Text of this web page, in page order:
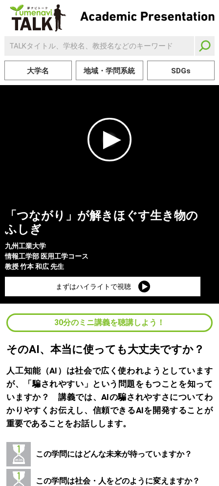
大学名 地域・学問系統 SDGs
「つながり」が解きほぐす生き物の
ふしぎ
九州工業大学
情報工学部 医用工学コース
教授竹本 和広先生
まずはハイライトで視聴
30分のミニ講義を聴講しよう！
そのAI、本当に使っても大丈夫ですか？
人工知能（AI）は社会で広く使われようとしています
が、「騙されやすい」という問題をもつことを知って
いますか？ 講義では、AIの騙されやすさについてわ
かりやすくお伝えし、信頼できるAIを開発することが
重要であることをお話しします。
この学問にはどんな未来が待っていますか？
この学問は社会・人をどのように変えますか？